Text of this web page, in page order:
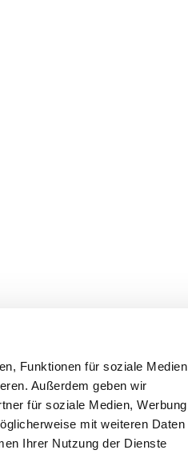
Funktionen für soziale Medien
Außerdem geben wir
für soziale Medien, Werbung
mit weiteren Daten
Ihrer Nutzung der Dienste